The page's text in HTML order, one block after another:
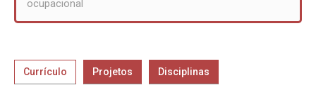
ocupacional
Currículo Projetos Disciplinas